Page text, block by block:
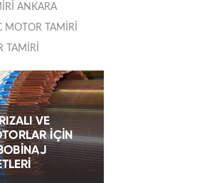
ANKARA
MOTOR TAMİRİ
TAMİRİ